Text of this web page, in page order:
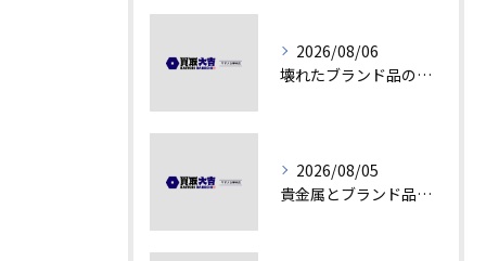
2026/08/06
壊れたブランド品の価値を見極める技術とは
2026/08/05
貴金属とブランド品の価値変動を見極める方法